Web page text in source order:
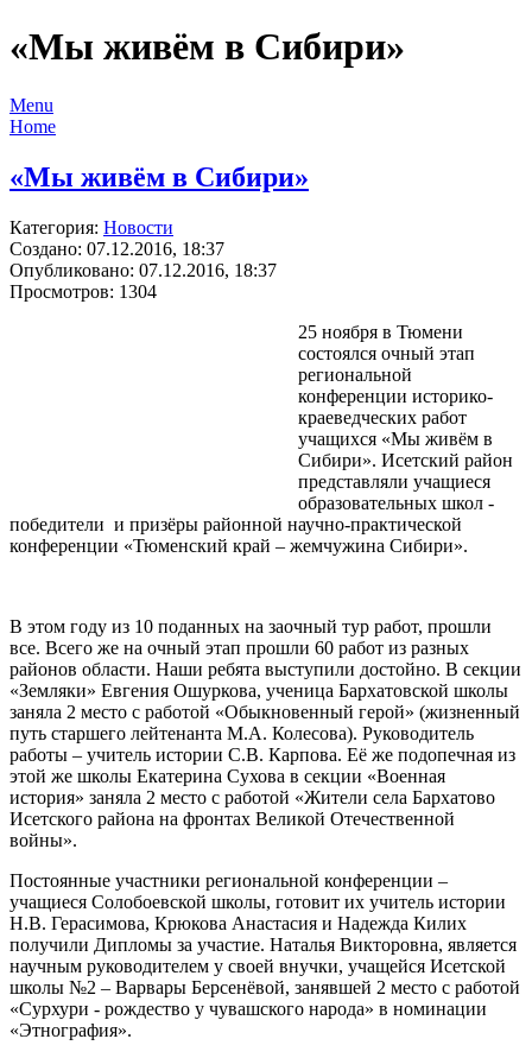
«Мы живём в Сибири»
Menu
Home
«Мы живём в Сибири»
Категория: Новости
Создано: 07.12.2016, 18:37
Опубликовано: 07.12.2016, 18:37
Просмотров: 1304
25 ноября в Тюмени
состоялся очный этап
региональной
конференции историко-
краеведческих работ
учащихся «Мы живём в
Сибири». Исетский район
представляли учащиеся
образовательных школ -
победители и призёры районной научно-практической
конференции «Тюменский край – жемчужина Сибири».
В этом году из 10 поданных на заочный тур работ, прошли
все. Всего же на очный этап прошли 60 работ из разных
районов области. Наши ребята выступили достойно. В секции
«Земляки» Евгения Ошуркова, ученица Бархатовской школы
заняла 2 место с работой «Обыкновенный герой» (жизненный
путь старшего лейтенанта М.А. Колесова). Руководитель
работы – учитель истории С.В. Карпова. Её же подопечная из
этой же школы Екатерина Сухова в секции «Военная
история» заняла 2 место с работой «Жители села Бархатово
Исетского района на фронтах Великой Отечественной
войны».
Постоянные участники региональной конференции –
учащиеся Солобоевской школы, готовит их учитель истории
Н.В. Герасимова, Крюкова Анастасия и Надежда Килих
получили Дипломы за участие. Наталья Викторовна, является
научным руководителем у своей внучки, учащейся Исетской
школы №2 – Варвары Берсенёвой, занявшей 2 место с работой
«Сурхури - рождество у чувашского народа» в номинации
«Этнография».